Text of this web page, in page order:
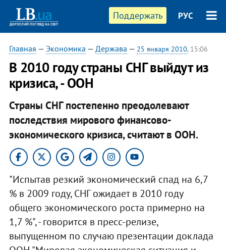
Поддержать РУС
Главная — Экономика — Держава — 25 января 2010, 15:06
В 2010 году страны СНГ выйдут из
кризиса, - ООН
Страны СНГ постепенно преодолевают
последствия мирового финансово-
экономического кризиса, считают в ООН.
"Испытав резкий экономический спад на 6,7
% в 2009 году, СНГ ожидает в 2010 году
общего экономического роста примерно на
1,7 %", - говорится в пресс-релизе,
выпущенном по случаю презентации доклада